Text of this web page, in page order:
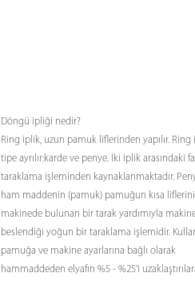
Döngü ipliği nedir?
Ring iplik, uzun pamuk liflerinden yapılır. Ring
tipe ayrılır:karde ve penye. İki iplik arasındaki
taraklama işleminden kaynaklanmaktadır.
ham maddenin (pamuk) pamuğun kısa liflerini
makinede bulunan bir tarak yardımıyla
beslendiği yoğun bir taraklama işlemidir.
pamuğa ve makine ayarlarına bağlı olarak
hammaddeden elyafın %5 - %25'i